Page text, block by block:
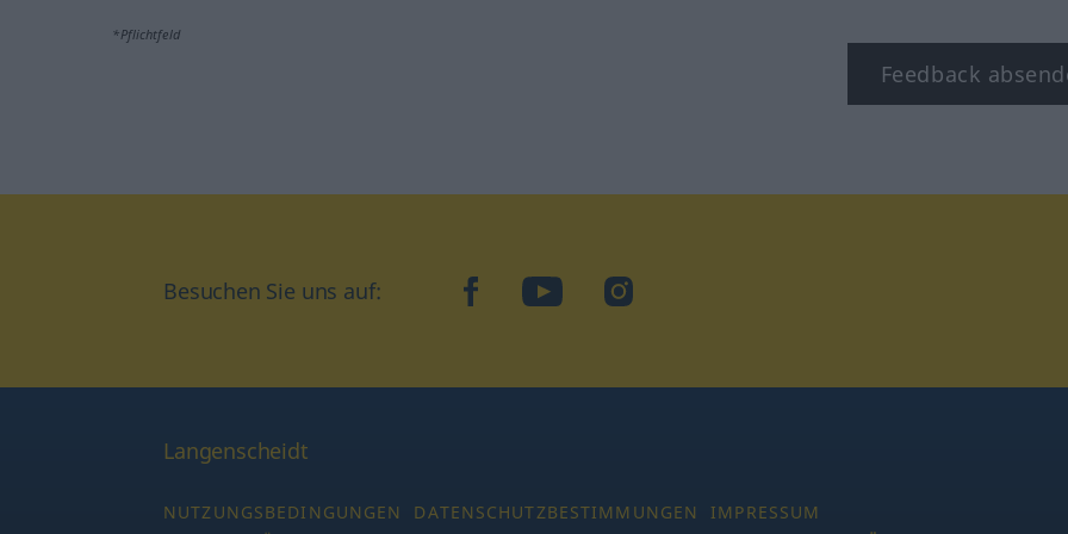
*Pflichtfeld
Feedback
Besuchen Sie uns auf: facebookYouTubeInstagram
Langenscheidt
NUTZUNGSBEDINGUNGEN DATENSCHUTZBESTIMMUNGEN
IMPRESSUM